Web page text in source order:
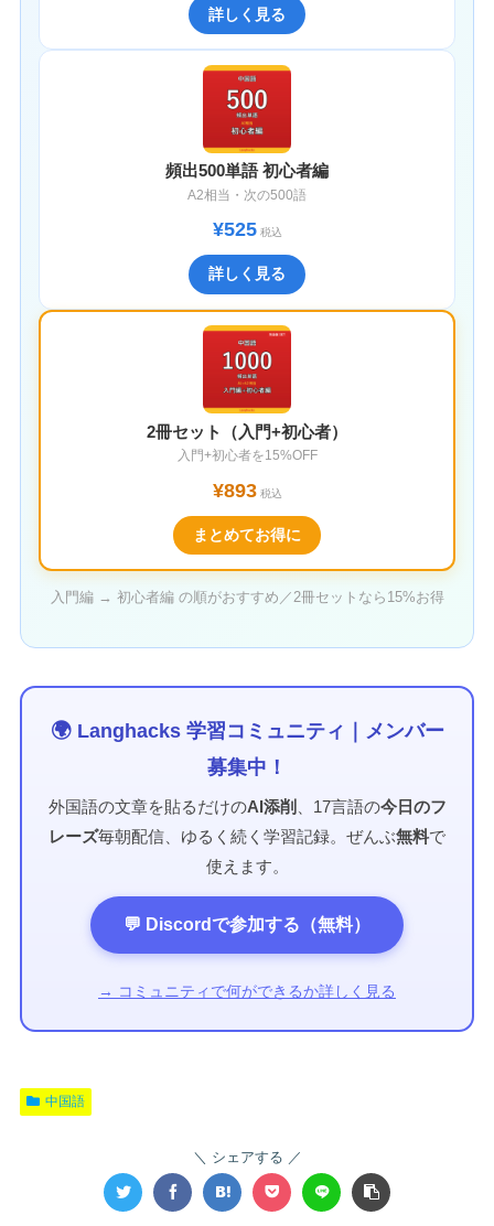
詳しく見る
頻出500単語 初心者編
A2相当・次の500語
¥525税込
詳しく見る
2冊セット（入門+初心者）
入門+初心者を15%OFF
¥893税込
まとめてお得に
入門編 → 初心者編 の順がおすすめ／2冊セットなら15%お得
🌍 Langhacks 学習コミュニティ｜メンバー
募集中！
外国語の文章を貼るだけのAI添削 、17言語の今日のフ
レーズ毎朝配信、ゆるく続く学習記録。ぜんぶ無料で
使えます。
💬 Discordで参加する（無料）
→ コミュニティで何ができるか詳しく見る
中国語
シェアする